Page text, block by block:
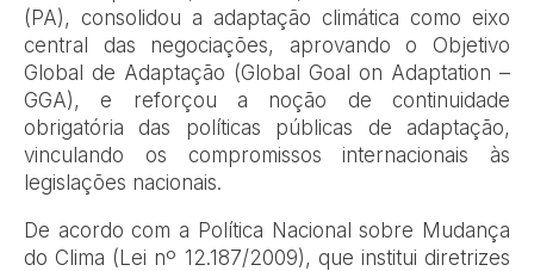
(PA), consolidou a adaptação climática como eixo
central das negociações, aprovando o Objetivo
Global de Adaptação (Global Goal on Adaptation –
GGA), e reforçou a noção de continuidade
obrigatória das políticas públicas de adaptação,
vinculando os compromissos internacionais às
legislações nacionais.
De acordo com a Política Nacional sobre Mudança
do Clima (Lei nº 12.187/2009), que institui diretrizes